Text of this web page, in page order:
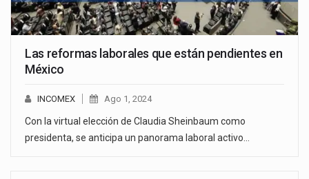
Las reformas laborales que están pendientes en
México
INCOMEX Ago 1, 2024
Con la virtual elección de Claudia Sheinbaum como
presidenta, se anticipa un panorama laboral activo…